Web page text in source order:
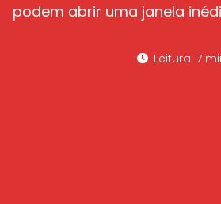
podem abrir uma janela
Leitura: 7